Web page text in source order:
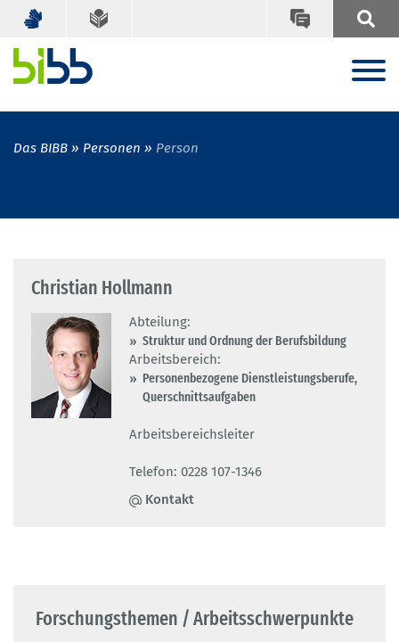
Das BIBB Personen Person
Christian Hollmann
Abteilung:
Struktur und Ordnung der Berufsbildung
Arbeitsbereich:
Personenbezogene Dienstleistungsberufe,
Querschnittsaufgaben
Arbeitsbereichsleiter
Telefon: 0228 107-1346
Kontakt
Forschungsthemen / Arbeitsschwerpunkte